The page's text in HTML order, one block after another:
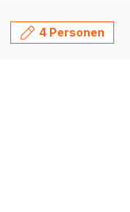
4 Personen